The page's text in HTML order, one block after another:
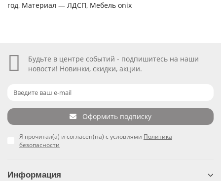
год, Материал — ЛДСП, Мебель onix
Будьте в центре событий - подпишитесь на наши
новости! Новинки, скидки, акции.
Оформить подписку
Я прочитал(а) и согласен(на) с условиями Политика
безопасности
Информация